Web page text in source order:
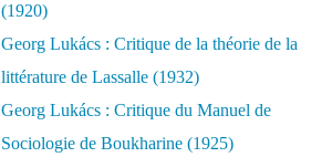
(1920)
Georg Lukács : Critique de la théorie de la
littérature de Lassalle (1932)
Georg Lukács : Critique du Manuel de
Sociologie de Boukharine (1925)